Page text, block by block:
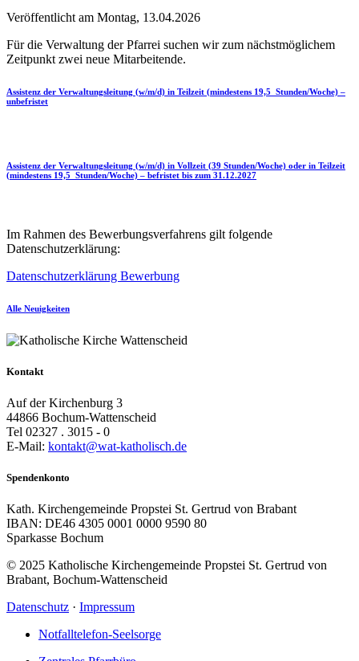
Veröffentlicht am Montag, 13.04.2026
Für die Verwaltung der Pfarrei suchen wir zum nächstmöglichem
Zeitpunkt zwei neue Mitarbeitende.
Assistenz der Verwaltungsleitung (w/m/d) in Teilzeit (mindestens 19,5 Stunden/Woche) –
unbefristet
Assistenz der Verwaltungsleitung (w/m/d) in Vollzeit (39 Stunden/Woche) oder in Teilzeit
(mindestens 19,5 Stunden/Woche) – befristet bis zum 31.12.2027
Im Rahmen des Bewerbungsverfahrens gilt folgende
Datenschutzerklärung:
Datenschutzerklärung Bewerbung
Alle Neuigkeiten
Kontakt
Auf der Kirchenburg 3
44866 Bochum-Wattenscheid
Tel 02327 . 3015 - 0
E-Mail: kontakt@wat-katholisch.de
Spendenkonto
Kath. Kirchengemeinde Propstei St. Gertrud von Brabant
IBAN: DE46 4305 0001 0000 9590 80
Sparkasse Bochum
© 2025 Katholische Kirchengemeinde Propstei St. Gertrud von
Brabant, Bochum-Wattenscheid
Datenschutz · Impressum
Notfalltelefon-Seelsorge